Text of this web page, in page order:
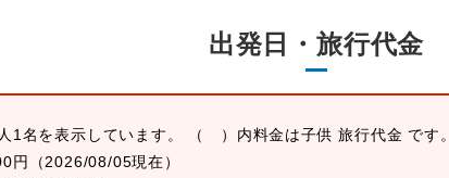
出発日・旅行代金
1名を表示しています。 （ ）内料金は子供 旅行代金 です。
円（2026/08/05現在）